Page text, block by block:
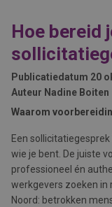
Hoe bereid
Publicatiedatum 20
Auteur Nadine Boiten
Waarom
Een
wie je bent. De juiste
professioneel én
werkgevers zoeken in
Noord: betrokken